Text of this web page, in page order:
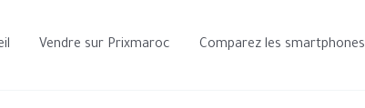
Vendre sur Prixmaroc Comparez les smartphones